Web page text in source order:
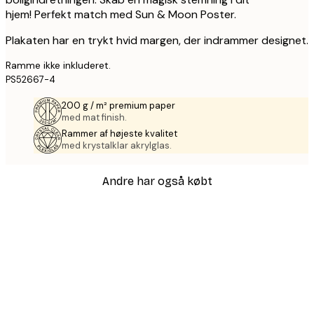
hjem! Perfekt match med Sun & Moon Poster.
Plakaten har en trykt hvid margen, der indrammer designet.
Ramme ikke inkluderet.
PS52667-4
200 g / m² premium paper
med mat finish.
Rammer af højeste kvalitet
med krystalklar akrylglas.
Andre har også købt